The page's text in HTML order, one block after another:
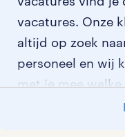
vacatures. Onze
altijd op zoek
personeel en wij
met je mee